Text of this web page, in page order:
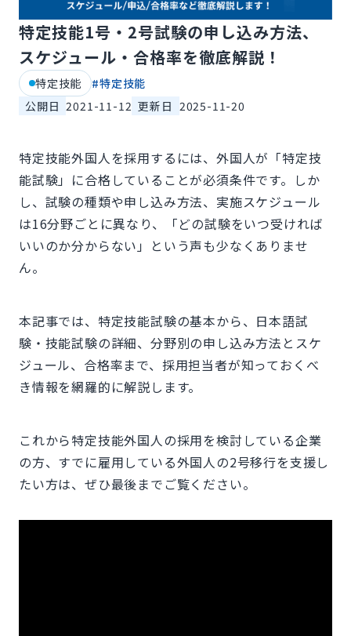
特定技能1号・2号試験の申し込み方法、
スケジュール・合格率を徹底解説！
特定技能 #特定技能
公開日 2021-11-12 更新日 2025-11-20
特定技能外国人を採用するには、外国人が「特定技
能試験」に合格していることが必須条件です。しか
し、試験の種類や申し込み方法、実施スケジュール
は16分野ごとに異なり、「どの試験をいつ受ければ
いいのか分からない」という声も少なくありませ
ん。
本記事では、特定技能試験の基本から、日本語試
験・技能試験の詳細、分野別の申し込み方法とスケ
ジュール、合格率まで、採用担当者が知っておくべ
き情報を網羅的に解説します。
これから特定技能外国人の採用を検討している企業
の方、すでに雇用している外国人の2号移行を支援し
たい方は、ぜひ最後までご覧ください。